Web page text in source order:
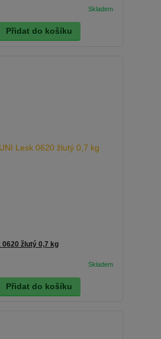
Přidat do košíku
žlutý 0,7 kg
Přidat do košíku